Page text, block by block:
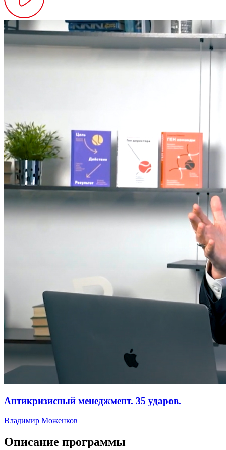
Антикризисный менеджмент. 35 ударов.
Владимир Моженков
Описание программы